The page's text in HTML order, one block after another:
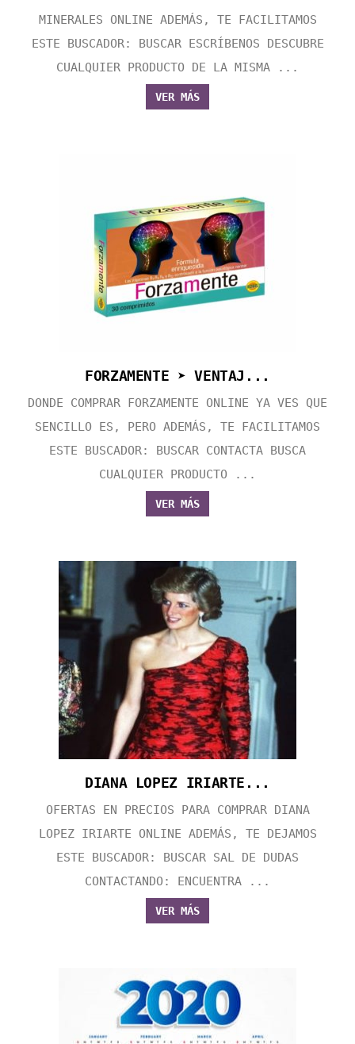
MINERALES ONLINE ADEMÁS, TE FACILITAMOS
ESTE BUSCADOR: BUSCAR ESCRÍBENOS DESCUBRE
CUALQUIER PRODUCTO DE LA MISMA ...
VER MÁS
FORZAMENTE ➤ VENTAJ...
DONDE COMPRAR FORZAMENTE ONLINE YA VES QUE
SENCILLO ES, PERO ADEMÁS, TE FACILITAMOS
ESTE BUSCADOR: BUSCAR CONTACTA BUSCA
CUALQUIER PRODUCTO ...
VER MÁS
DIANA LOPEZ IRIARTE...
OFERTAS EN PRECIOS PARA COMPRAR DIANA
LOPEZ IRIARTE ONLINE ADEMÁS, TE DEJAMOS
ESTE BUSCADOR: BUSCAR SAL DE DUDAS
CONTACTANDO: ENCUENTRA ...
VER MÁS